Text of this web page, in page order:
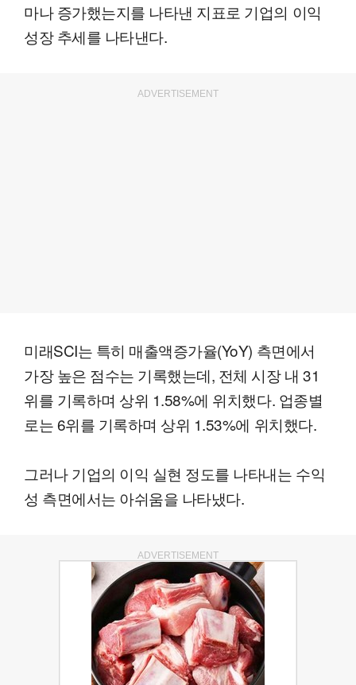
마나 증가했는지를 나타낸 지표로 기업의 이익
성장 추세를 나타낸다.
ADVERTISEMENT
미래SCI는 특히 매출액증가율(YoY) 측면에서
가장 높은 점수는 기록했는데, 전체 시장 내 31
위를 기록하며 상위 1.58%에 위치했다. 업종별
로는 6위를 기록하며 상위 1.53%에 위치했다.
그러나 기업의 이익 실현 정도를 나타내는 수익
성 측면에서는 아쉬움을 나타냈다.
ADVERTISEMENT